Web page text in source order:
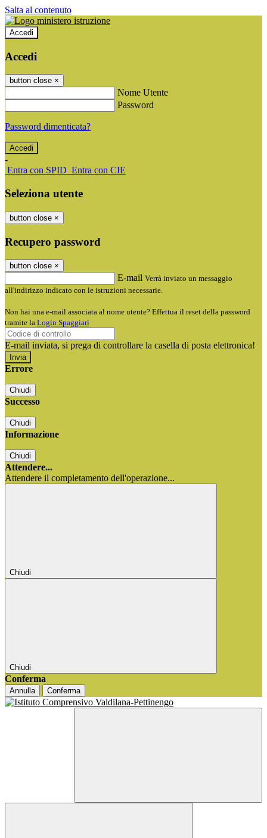
Salta al contenuto
Accedi
Accedi
button close ×
Nome Utente
Password
Password dimenticata?
-
Entra con SPID Entra con CIE
Seleziona utente
button close ×
Recupero password
button close ×
E-mail Verrà inviato un messaggio
all'indirizzo indicato con le istruzioni necessarie.
Non hai una e-mail associata al nome utente? Effettua il reset della password
tramite la Login Spaggiari
E-mail inviata, si prega di controllare la casella di posta elettronica!
Errore
Chiudi
Successo
Chiudi
Informazione
Chiudi
Attendere...
Attendere il completamento dell'operazione...
Chiudi
Chiudi
Conferma
Annulla Conferma